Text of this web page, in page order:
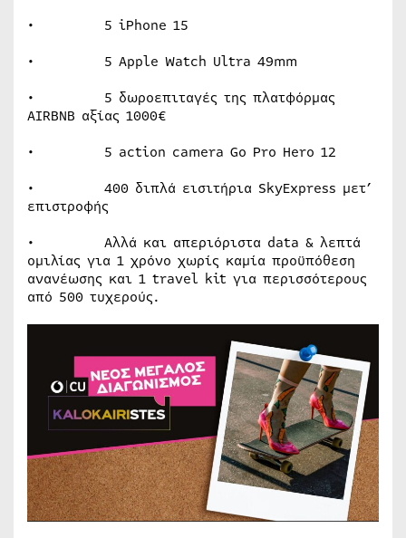
• 5 iPhone 15
• 5 Apple Watch Ultra 49mm
• 5 δωροεπιταγές της πλατφόρμας
AIRBNB αξίας 1000€
• 5 action camera Go Pro Hero 12
• 400 διπλά εισιτήρια SkyExpress μετ’
επιστροφής
• Αλλά και απεριόριστα data & λεπτά
ομιλίας για 1 χρόνο χωρίς καμία προϋπόθεση
ανανέωσης και 1 travel kit για περισσότερους
από 500 τυχερούς.